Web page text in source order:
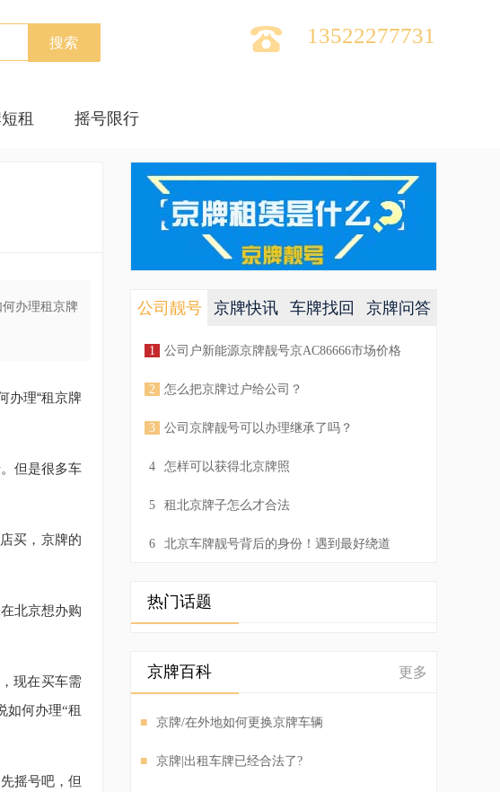
搜索  13522277731
租 摇号限行
办理租京牌
办理“租京牌
但是很多车
买，京牌的
北京想办购
现在买车需
如何办理“租
摇号吧，但
公司靓号 京牌快讯 车牌找回 京牌问答
1 公司户新能源京牌靓号京AC86666市场价格
多2 怎么把京牌过户给公司？
3 公司京牌靓号可以办理继承了吗？
4 怎样可以获得北京牌照
5 租北京牌子怎么才合法
6 北京车牌靓号背后的身份！遇到最好绕道
热门话题
京牌百科 更多
■ 京牌/在外地如何更换京牌车辆
■ 京牌|出租车牌已经合法了?